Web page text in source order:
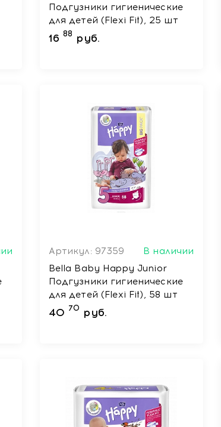
Подгузники гигиенические
для детей (Flexi Fit), 25 шт
16 88 руб.
Артикул: 97359
В наличии
Bella Baby Happy Junior
Подгузники гигиенические
для детей (Flexi Fit), 58 шт
40 70 руб.